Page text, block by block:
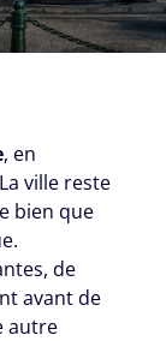
, en
ville reste
bien que
de
avant de
autre